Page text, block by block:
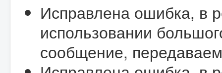
Исправлена ошибка, в
использовании
сообщение,